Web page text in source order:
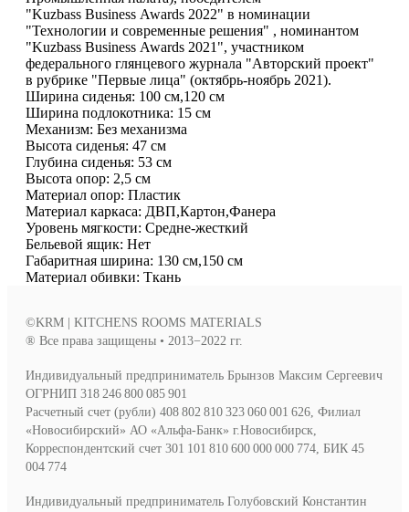
"Kuzbass Business Awards 2022" в номинации
"Технологии и современные решения" , номинантом
"Kuzbass Business Awards 2021", участником
федерального глянцевого журнала "Авторский проект"
в рубрике "Первые лица" (октябрь-ноябрь 2021).
Ширина сиденья: 100 см,120 см
Ширина подлокотника: 15 см
Mеханизм: Без механизма
Высота сиденья: 47 см
Глубина сиденья: 53 см
Высота опор: 2,5 см
Материал опор: Пластик
Материал каркаса: ДВП,Картон,Фанера
Уровень мягкости: Средне-жесткий
Бельевой ящик: Нет
Габаритная ширина: 130 см,150 см
Материал обивки: Ткань
©KRM | KITCHENS ROOMS MATERIALS
® Все права защищены • 2013−2022 гг.
Индивидуальный предприниматель Брынзов Максим Сергеевич
ОГРНИП 318 246 800 085 901
Расчетный счет (рубли) 408 802 810 323 060 001 626, Филиал
«Новосибирский» АО «Альфа-Банк» г.Новосибирск,
Корреспондентский счет 301 101 810 600 000 000 774, БИК 45
004 774
Индивидуальный предприниматель Голубовский Константин